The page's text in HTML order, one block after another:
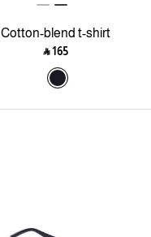
Cotton-blend t-shirt
‎ ⃁ ⁦165⁩ ‎